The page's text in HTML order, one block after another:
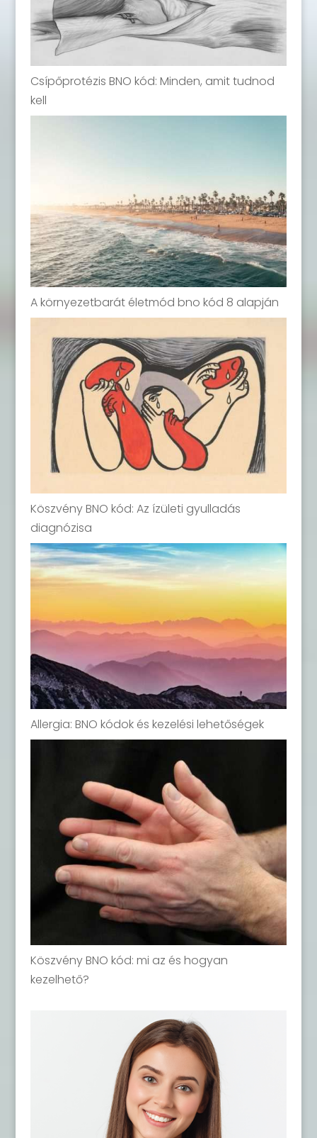
Csípőprotézis BNO kód: Minden, amit tudnod
kell
A környezetbarát életmód bno kód 8 alapján
Köszvény BNO kód: Az ízületi gyulladás
diagnózisa
Allergia: BNO kódok és kezelési lehetőségek
Köszvény BNO kód: mi az és hogyan
kezelhető?